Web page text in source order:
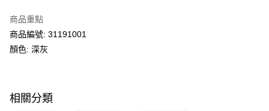
商品重點
商品編號: 31191001
顏色: 深灰
相關分類